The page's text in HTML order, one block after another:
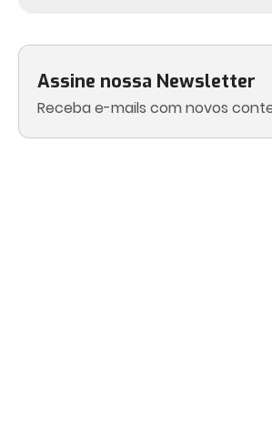
Assine nossa Newsletter
Receba e-mails com novos